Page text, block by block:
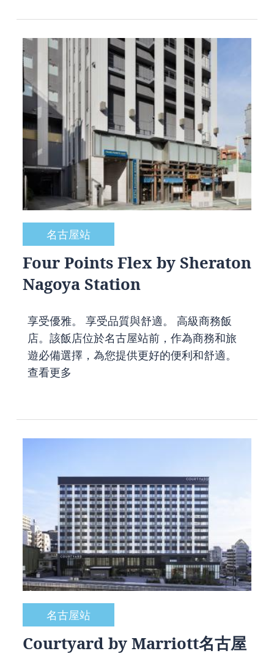
名古屋站
Four Points Flex by Sheraton
Nagoya Station
享受優雅。 享受品質與舒適。 高級商務飯
店。該飯店位於名古屋站前，作為商務和旅
遊必備選擇，為您提供更好的便利和舒適。
查看更多
名古屋站
Courtyard by Marriott名古屋